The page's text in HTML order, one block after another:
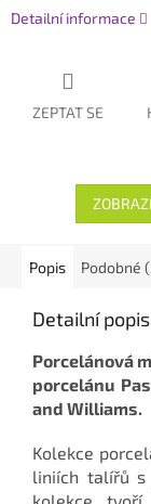
Detailní informace
ZEPTAT SE
Popis Podobné
Detailní
Porcelánová
porcelánu
and Williams.
Kolekce
liniích talířů s